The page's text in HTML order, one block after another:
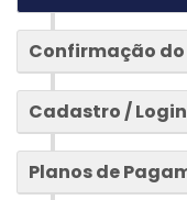
2
Confirmação do
3
Cadastro / Login
4
Planos de